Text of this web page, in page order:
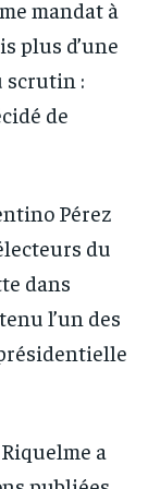
mandat à
plus d’une
scrutin :
de
Pérez
du
dans
l’un des
a